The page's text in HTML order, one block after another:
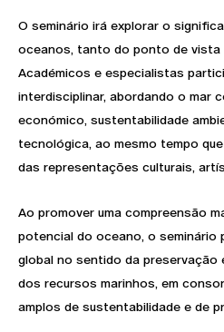
O seminário irá explorar o
oceanos, tanto do ponto de vista
Académicos e especialistas
interdisciplinar, abordando o mar
económico, sustentabilidade
tecnológica, ao mesmo tempo
das representações culturais,
Ao promover uma compreensão
potencial do oceano, o seminário
global no sentido da preservação
dos recursos marinhos, em
amplos de sustentabilidade e de